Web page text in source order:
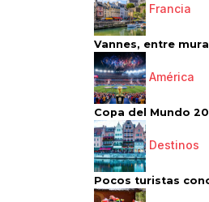
Francia
Vannes, entre
América
Copa del Mundo
Destinos
Pocos turistas